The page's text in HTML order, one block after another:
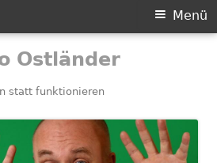
Ostländer
statt funktionieren
Menü